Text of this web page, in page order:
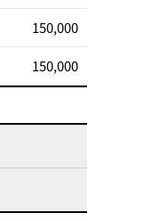
150,000
150,000